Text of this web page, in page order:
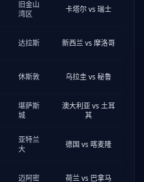
旧金山
湾区
卡塔尔 vs 瑞士
达拉斯 新西兰 vs 摩洛哥
休斯敦 乌拉圭 vs 秘鲁
堪萨斯
城
澳大利亚 vs 土耳
其
亚特兰
大
德国 vs 喀麦隆
迈阿密 荷兰 vs 巴拿马